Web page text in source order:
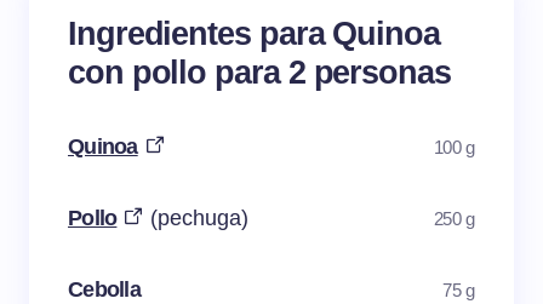
Ingredientes para Quinoa
con pollo para 2 personas
Quinoa 100 g
Pollo (pechuga) 250 g
Cebolla 75 g